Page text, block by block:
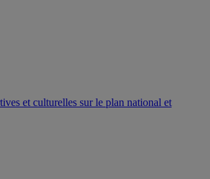
et culturelles sur le plan national et